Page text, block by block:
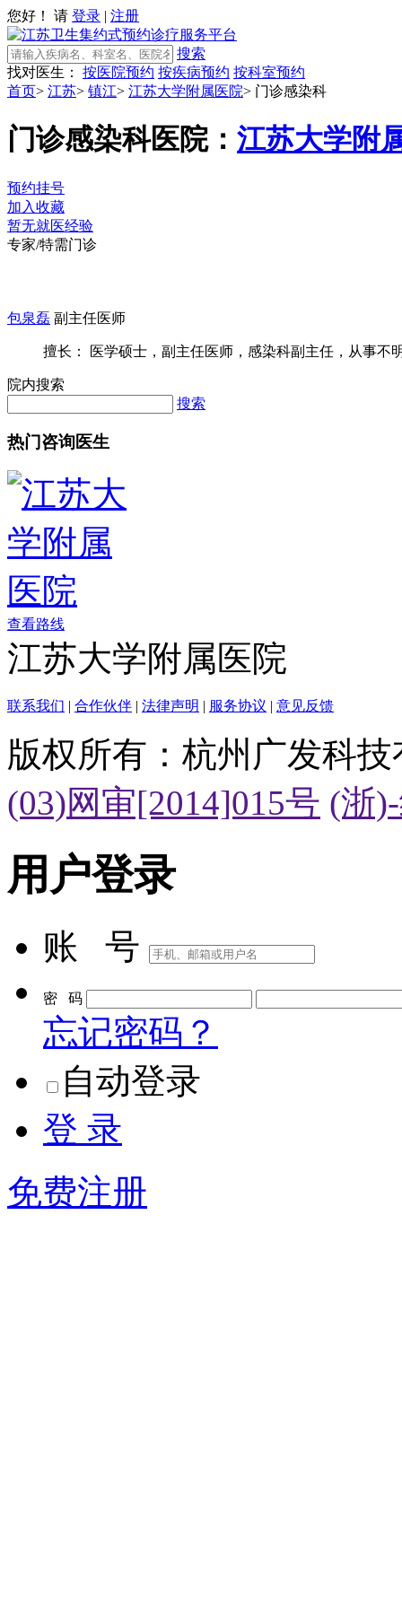
您好！ 请 登录 | 注册
搜索
找对医生：
按医院预约 按疾病预约 按科室预约
首页> 江苏> 镇江> 江苏大学附属医院> 门诊感染科
门诊感染科医院： 江苏大学附
预约挂号
加入收藏
暂无就医经验
专家/特需门诊
包泉磊 副主任医师
擅长： 医学硕士，副主任医师，感染科副主任，从事不
院内搜索
搜索
热门咨询医生
查看路线
江苏大学附属医院
联系我们 | 合作伙伴 | 法律声明 | 服务协议 | 意见反馈
版权所有：杭州广发科
(03)网审[2014]015号 (浙
用户登录
账 号
密 码
忘记密码？
自动登录
登 录
免费注册